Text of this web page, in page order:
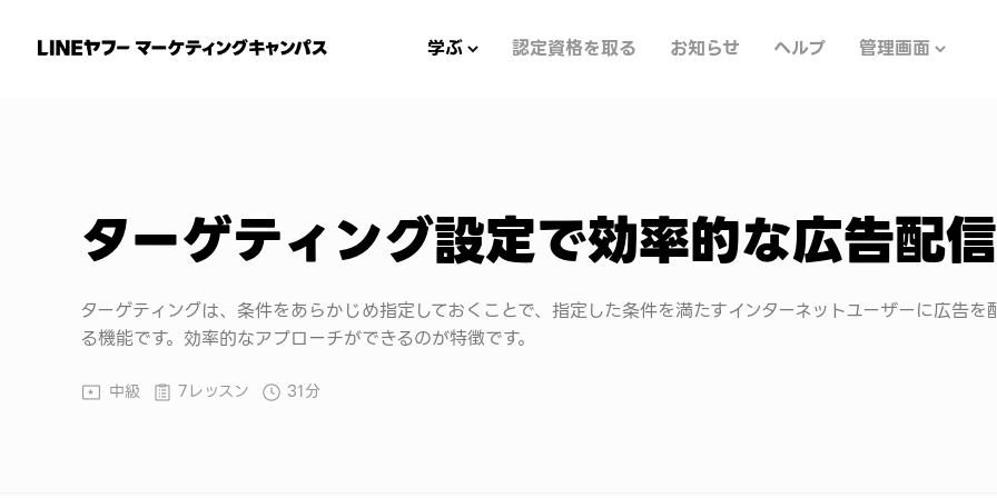
学ぶ 認定資格を取る お知らせ ヘルプ 管理画面
ターゲティング設定で効率的な広告配信
ターゲティングは、条件をあらかじめ指定しておくことで、指定した条件を満たすインターネットユーザーに広告を
る機能です。効率的なアプローチができるのが特徴です。
中級 7レッスン 31分